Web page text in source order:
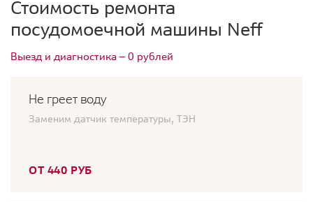
Стоимость ремонта
посудомоечной машины Neff
Выезд и диагностика — 0 рублей
Не греет воду
Заменим датчик температуры, ТЭН
ОТ 440 РУБ